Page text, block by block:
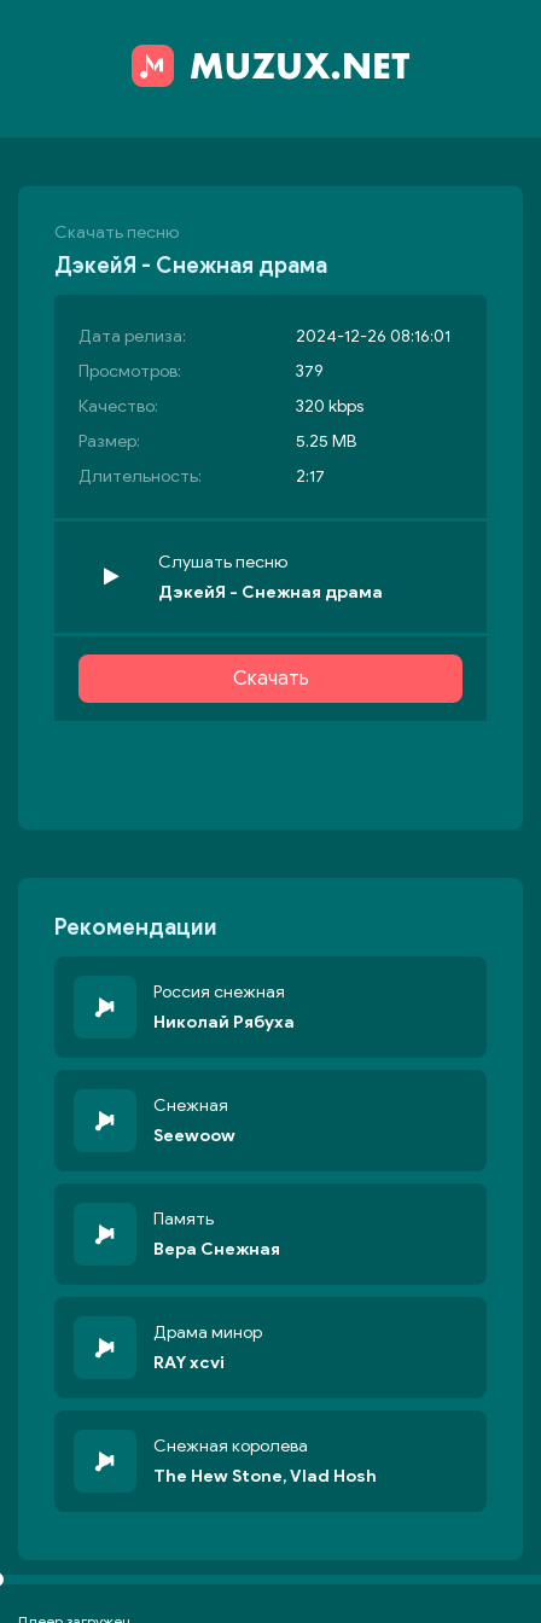
Скачать песню
ДэкейЯ - Снежная драма
Дата релиза:
2024-12-26 08:16:01
Просмотров:
379
Качество:
320 kbps
Размер:
5.25 MB
Длительность:
2:17
Слушать песню
ДэкейЯ - Снежная драма
Скачать
Рекомендации
Россия снежная
Николай Рябуха
Снежная
Seewoow
Память
Вера Снежная
Драма минор
RAY xcvi
Снежная королева
The Hew Stone, Vlad Hosh